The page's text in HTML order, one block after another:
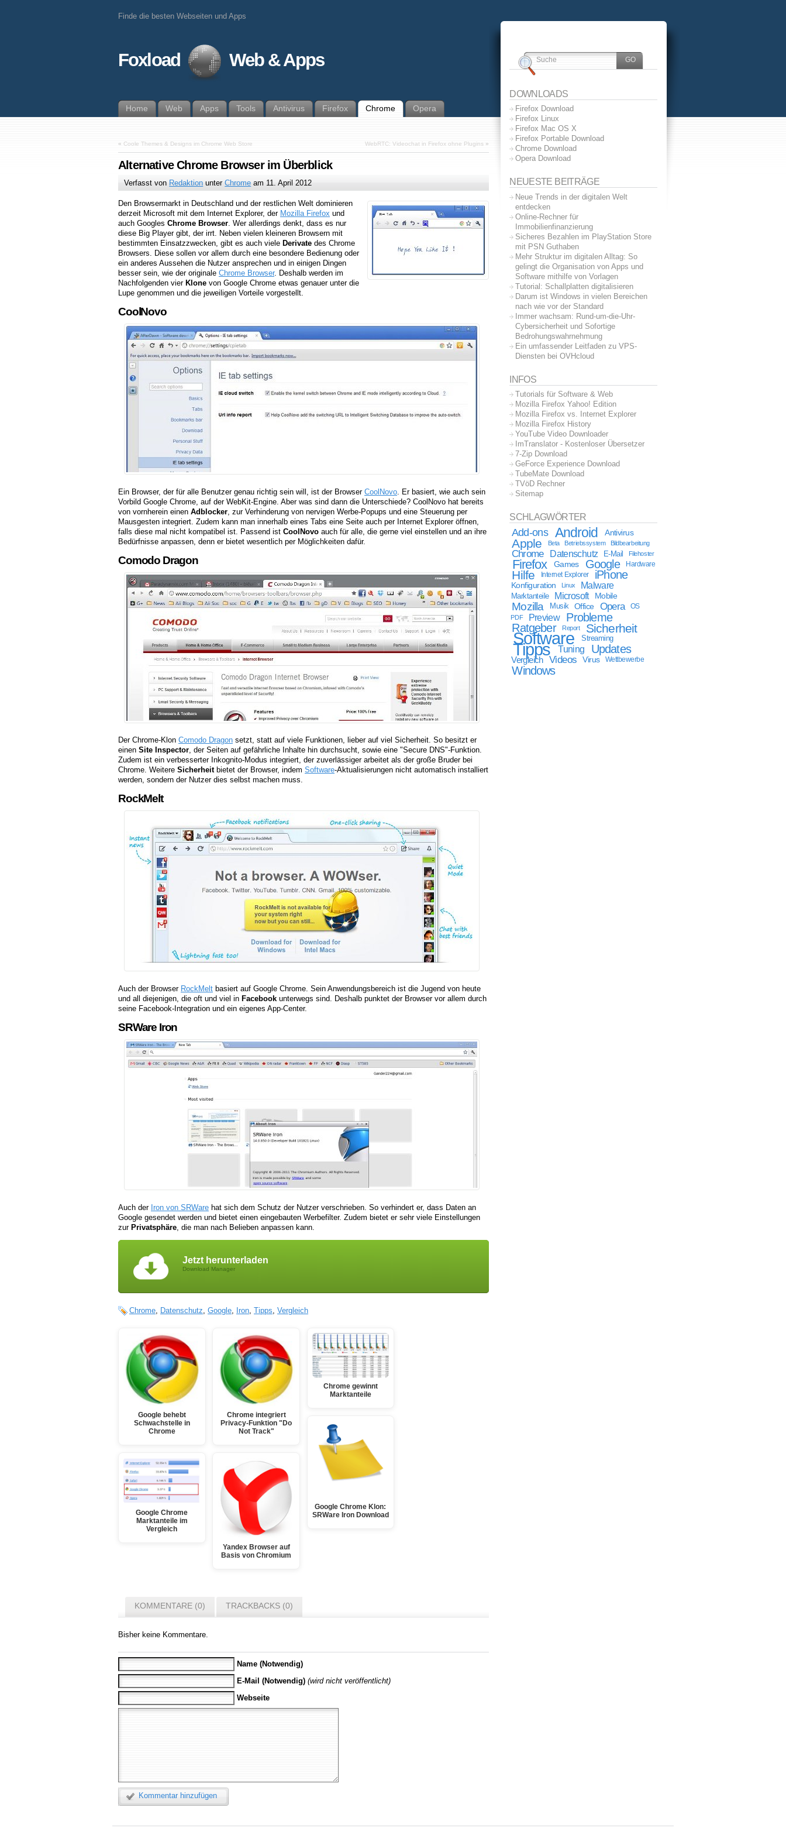
Finde die besten Webseiten und Apps
Foxload Web & Apps
Home Web Apps Tools Antivirus Firefox Chrome Opera
« Coole Themes & Designs im Chrome Web Store WebRTC: Videochat in Firefox ohne Plugins»
Alternative Chrome Browser im Überblick
Verfasst von Redaktion unterChrome am 11. April 2012
Den Browsermarkt in Deutschland und der restlichen Welt dominieren
derzeit Microsoft mit dem Internet Explorer, der Mozilla Firefox und
auch Googles Chrome Browser. Wer allerdings denkt, dass es nur
diese Big Player gibt, der irrt. Neben vielen kleineren Browsern mit
bestimmten Einsatzzwecken, gibt es auch viele Derivate des Chrome
Browsers. Diese sollen vor allem durch eine besondere Bedienung oder
ein anderes Aussehen die Nutzer ansprechen und in einigen Dingen
besser sein, wie der originale Chrome Browser. Deshalb werden im
Nachfolgenden vier Klone von Google Chrome etwas genauer unter die
Lupe genommen und die jeweiligen Vorteile vorgestellt.
CoolNovo
Ein Browser, der für alle Benutzer genau richtig sein will, ist der Browser CoolNovo . Er basiert, wie auch sein
Vorbild Google Chrome, auf der WebKit-Engine. Aber was sind dann die Unterschiede? CoolNovo hat bereits
von vornherein einen Adblocker , zur Verhinderung von nervigen Werbe-Popups und eine Steuerung per
Mausgesten integriert. Zudem kann man innerhalb eines Tabs eine Seite auch per Internet Explorer öffnen,
falls diese mal nicht kompatibel ist. Passend ist CoolNovo auch für alle, die gerne viel einstellen und an ihre
Bedürfnisse anpassen, denn er bietet wesentlich per Möglichkeiten dafür.
Comodo Dragon
Der Chrome-Klon Comodo Dragon setzt, statt auf viele Funktionen, lieber auf viel Sicherheit. So besitzt er
einen Site Inspector, der Seiten auf gefährliche Inhalte hin durchsucht, sowie eine "Secure DNS"-Funktion.
Zudem ist ein verbesserter Inkognito-Modus integriert, der zuverlässiger arbeitet als der große Bruder bei
Chrome. Weitere Sicherheitbietet der Browser, indem Software-Aktualisierungen nicht automatisch installiert
werden, sondern der Nutzer dies selbst machen muss.
RockMelt
Auch der Browser RockMelt basiert auf Google Chrome. Sein Anwendungsbereich ist die Jugend von heute
und all diejenigen, die oft und viel in Facebook unterwegs sind. Deshalb punktet der Browser vor allem durch
seine Facebook-Integration und ein eigenes App-Center.
SRWare Iron
Auch der Iron von SRWare hat sich dem Schutz der Nutzer verschrieben. So verhindert er, dass Daten an
Google gesendet werden und bietet einen eingebauten Werbefilter. Zudem bietet er sehr viele Einstellungen
zur Privatsphäre , die man nach Belieben anpassen kann.
Jetzt herunterladen
Download Manager
Chrome Datenschutz Google Iron Tipps Vergleich
Google behebt
Schwachstelle in
Chrome
Google Chrome
Marktanteile im
Vergleich
Chrome integriert
Privacy-Funktion "Do
Not Track"
Yandex Browser auf
Basis von Chromium
Chrome gewinnt
Marktanteile
Google Chrome Klon:
SRWare Iron Download
KOMMENTARE (0) TRACKBACKS (0)
Bisher keine Kommentare.
Name (Notwendig)
E-Mail (Notwendig) (wird nicht veröffentlicht)
Webseite
Kommentar hinzufügen
DOWNLOADS
Firefox Download
Firefox Linux
Firefox Mac OS X
Firefox Portable Download
Chrome Download
Opera Download
NEUESTE BEITRÄGE
Neue Trends in der digitalen Welt
entdecken
Online-Rechner für
Immobilienfinanzierung
Sicheres Bezahlen im PlayStation Store
mit PSN Guthaben
Mehr Struktur im digitalen Alltag: So
gelingt die Organisation von Apps und
Software mithilfe von Vorlagen
Tutorial: Schallplatten digitalisieren
Darum ist Windows in vielen Bereichen
nach wie vor der Standard
Immer wachsam: Rund-um-die-Uhr-
Cybersicherheit und Sofortige
Bedrohungswahrnehmung
Ein umfassender Leitfaden zu VPS-
Diensten bei OVHcloud
INFOS
Tutorials für Software & Web
Mozilla Firefox Yahoo! Edition
Mozilla Firefox vs. Internet Explorer
Mozilla Firefox History
YouTube Video Downloader
ImTranslator - Kostenloser Übersetzer
7-Zip Download
GeForce Experience Download
TubeMate Download
TVöD Rechner
Sitemap
SCHLAGWÖRTER
Add-ons Android Antivirus
Apple Beta Betriebssystem Bildbearbeitung
Chrome Datenschutz E-Mail Filehoster
Firefox Games Google Hardware
Hilfe Internet Explorer iPhone
Konfiguration Linux Malware
Marktanteile Microsoft Mobile
Mozilla Musik Office Opera
OS
PDF
Preview
Probleme
Ratgeber
Report Sicherheit
Software Streaming
Tipps Tuning Updates
Vergleich Videos Virus Wettbewerbe
Windows